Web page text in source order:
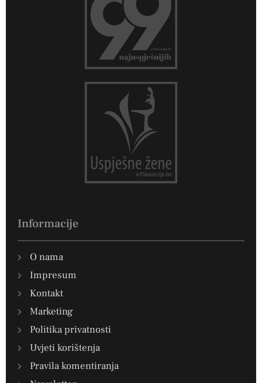
Informacije
O nama
Impresum
Kontakt
Marketing
Politika privatnosti
Uvjeti korištenja
Pravila komentiranja